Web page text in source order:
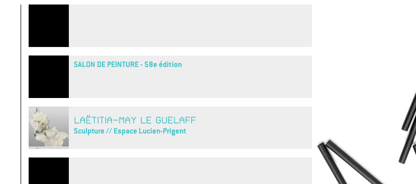
SALON DE PEINTURE - 58e édition
LAËTITIA-MAY LE GUELAFF
Sculpture // Espace Lucien-Prigent